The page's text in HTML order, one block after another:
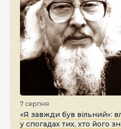
7 серпня
«Я завжди був вільний»:
у спогадах тих, хто його